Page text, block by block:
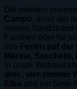
Die meisten unserer
Campo, einer der
weisse Sandstrand
Familien oder für
Ihre Ferien auf der
Marina, Seccheto,
In unser Webseit
drei-, vier-zimmer
Elba und ein Seite